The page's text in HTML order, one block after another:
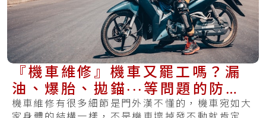
『機車維修』機車又罷工嗎？漏
油、爆胎、拋錨‧‧‧等問題的防範
方式在這裡
機車維修有很多細節是門外漢不懂的，機車宛如大